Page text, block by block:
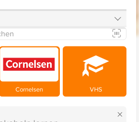
Cornelsen VHS
×